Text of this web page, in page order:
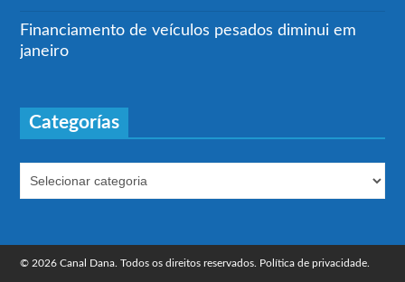
Financiamento de veículos pesados diminui em
janeiro
Categorías
© 2026 Canal Dana. Todos os direitos reservados. Política de privacidade.